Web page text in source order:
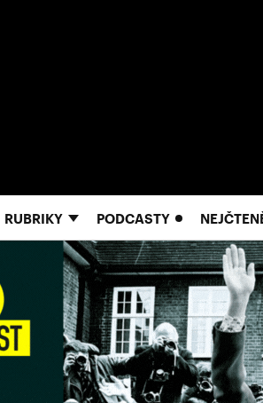
RUBRIKY PODCASTY